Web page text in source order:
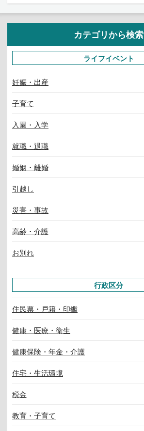
カテゴリから検索
ライフイベント
妊娠・出産
子育て
入園・入学
就職・退職
婚姻・離婚
引越し
災害・事故
高齢・介護
お別れ
行政区分
住民票・戸籍・印鑑
健康・医療・衛生
健康保険・年金・介護
住宅・生活環境
税金
教育・子育て